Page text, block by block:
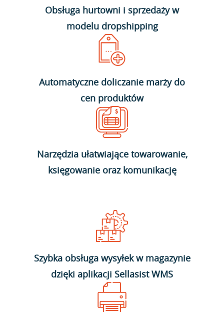
Obsługa hurtowni i sprzedaży w
modelu dropshipping
Automatyczne doliczanie marży do
cen produktów
Narzędzia ułatwiające towarowanie,
księgowanie oraz komunikację
Szybka obsługa wysyłek w magazynie
dzięki aplikacji Sellasist WMS